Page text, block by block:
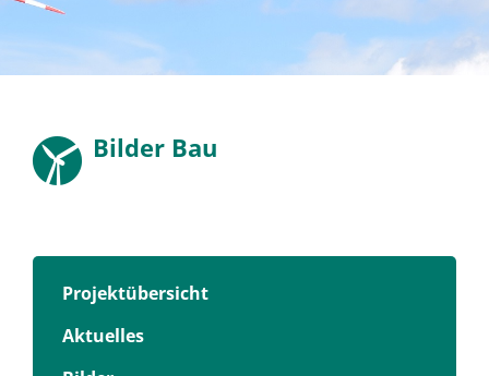
Bilder Bau
Projektübersicht
Aktuelles